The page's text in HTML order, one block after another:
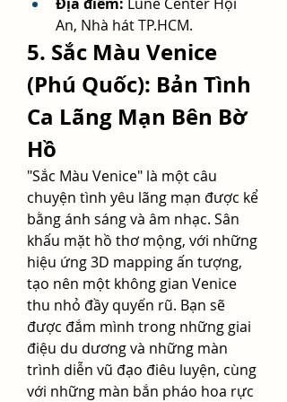
An, Nhà hát TP.HCM.
5. Sắc Màu Venice
(Phú Quốc): Bản Tình
Ca Lãng Mạn Bên Bờ
Hồ
"Sắc Màu Venice" là một câu
chuyện tình yêu lãng mạn được kể
bằng ánh sáng và âm nhạc. Sân
khấu mặt hồ thơ mộng, với những
hiệu ứng 3D mapping ấn tượng,
tạo nên một không gian Venice
thu nhỏ đầy quyến rũ. Bạn sẽ
được đắm mình trong những giai
điệu du dương và những màn
trình diễn vũ đạo điêu luyện, cùng
với những màn bắn pháo hoa rực